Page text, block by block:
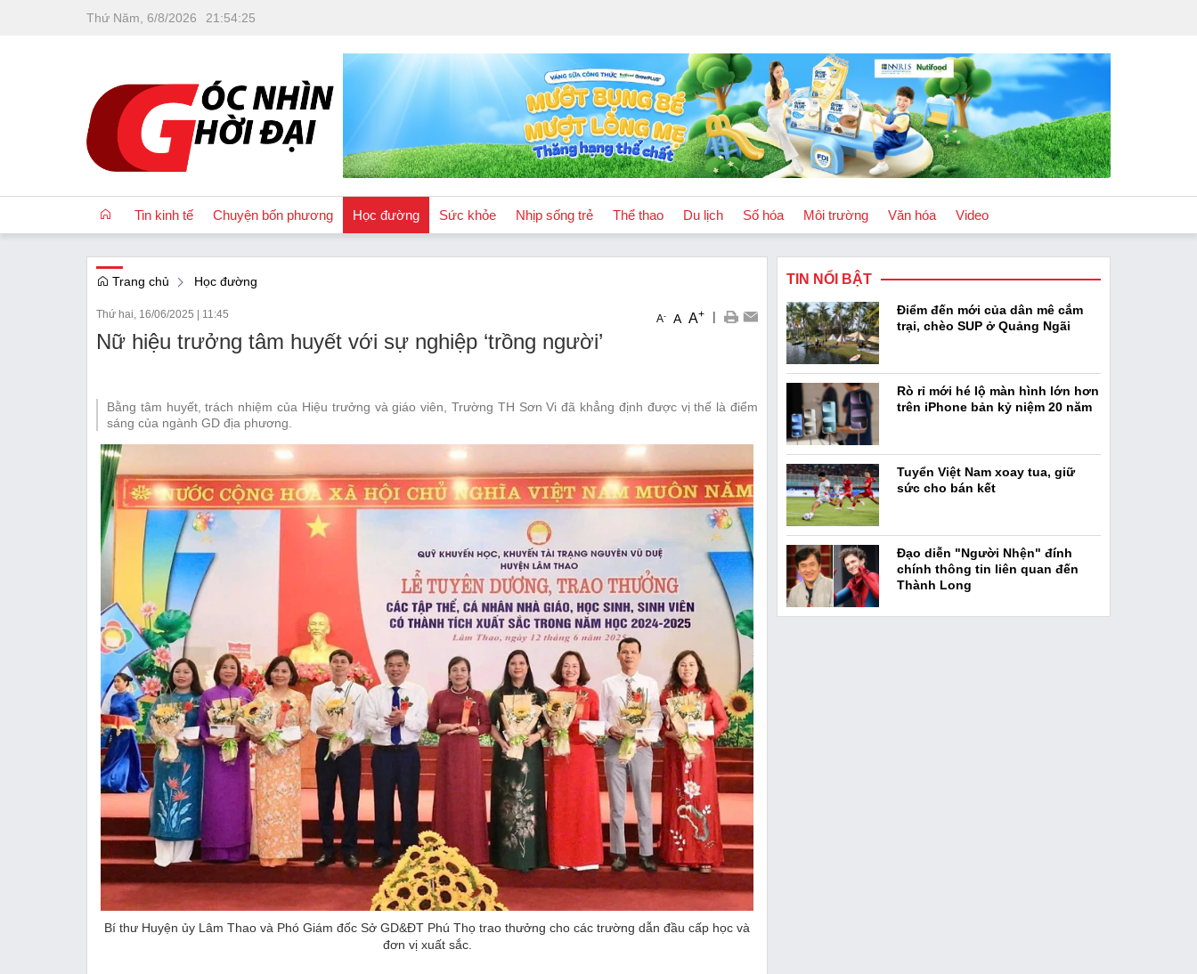
Thứ Năm, 6/8/2026 21 :54:27
Tin kinh tế
Tài chính
Thị trường
Chuyện bốn phương Học đường Sức khỏe Nhịp sống trẻ Thể thao Du lịch Số hóa Môi trường Văn hóa
Podcast
Video
Trang chủ Học đường
Thứ hai, 16/06/2025 11:45 A- A A+ |
Nữ hiệu trưởng tâm huyết với sự nghiệp ‘trồng người’
Bằng tâm huyết, trách nhiệm của Hiệu trưởng và giáo viên, Trường TH Sơn Vi đã khẳng định được vị thế là điểm
sáng của ngành GD địa phương.
Bí thư Huyện ủy Lâm Thao và Phó Giám đốc Sở GD&ĐT Phú Thọ trao thưởng cho các trường dẫn đầu cấp học và
đơn vị xuất sắc.
TIN NỔI BẬT
Điểm đến mới của dân mê cắm
trại, chèo SUP ở Quảng Ngãi
Rò rỉ mới hé lộ màn hình lớn hơn
trên iPhone bản kỷ niệm 20 năm
Tuyển Việt Nam xoay tua, giữ
sức cho bán kết
Đạo diễn "Người Nhện" đính
chính thông tin liên quan đến
Thành Long